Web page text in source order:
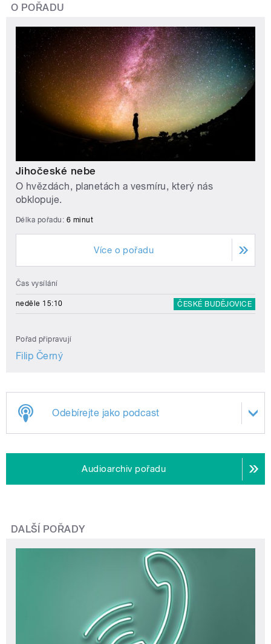
O POŘADU
Jihočeské nebe
O hvězdách, planetách a vesmíru, který nás
obklopuje.
Délka pořadu: 6 minut
Více o pořadu
Čas vysílání
neděle 15:10 ČESKÉ BUDĚJOVICE
Pořad připravují
Filip Černý
Odebírejte jako podcast
Audioarchiv pořadu
DALŠÍ POŘADY